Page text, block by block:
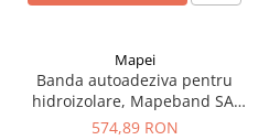
Mapei
Banda autoadeziva pentru
hidroizolare, Mapeband SA,
rola 25 m x 10 cm
574,89 RON